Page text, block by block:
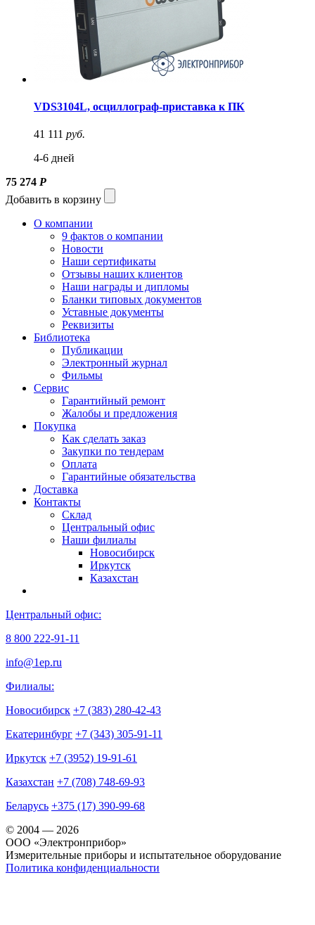
VDS3104L, осциллограф-приставка к ПК
41 111 руб.
4-6 дней
75 274 Р
Добавить в корзину
О компании
9 фактов о компании
Новости
Наши сертификаты
Отзывы наших клиентов
Наши награды и дипломы
Бланки типовых документов
Уставные документы
Реквизиты
Библиотека
Публикации
Электронный журнал
Фильмы
Сервис
Гарантийный ремонт
Жалобы и предложения
Покупка
Как сделать заказ
Закупки по тендерам
Оплата
Гарантийные обязательства
Доставка
Контакты
Склад
Центральный офис
Наши филиалы
Новосибирск
Иркутск
Казахстан
Центральный офис:
8 800 222-91-11
info@1ep.ru
Филиалы:
Новосибирск +7 (383) 280-42-43
Екатеринбург +7 (343) 305-91-11
Иркутск +7 (3952) 19-91-61
Казахстан +7 (708) 748-69-93
Беларусь +375 (17) 390-99-68
© 2004 — 2026
OOO «Электронприбор»
Измерительные приборы и испытательное оборудование
Политика конфиденциальности